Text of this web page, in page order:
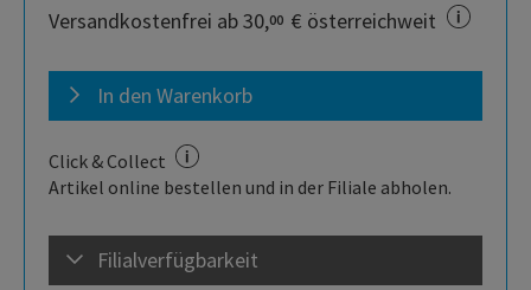
Versandkostenfrei ab 30,00 € österreichweit
In den Warenkorb
Click & Collect
Artikel online bestellen und in der Filiale abholen.
Filialverfügbarkeit